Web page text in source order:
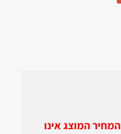
המחיר המוצג אינו